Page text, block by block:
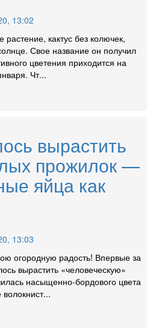
13:02
растение, кактус без колючек,
Свое название он получил
цветения приходится на
Чт...
вырастить
прожилок —
яйца как
13:03
огородную радость! Впервые за
вырастить «человеческую»
насыщенно-бордового цвета